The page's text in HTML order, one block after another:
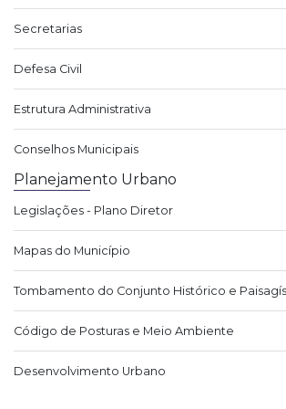
Secretarias
Defesa Civil
Estrutura Administrativa
Conselhos Municipais
Planejamento Urbano
Legislações - Plano Diretor
Mapas do Município
Tombamento do Conjunto Histórico e
Código de Posturas e Meio Ambiente
Desenvolvimento Urbano